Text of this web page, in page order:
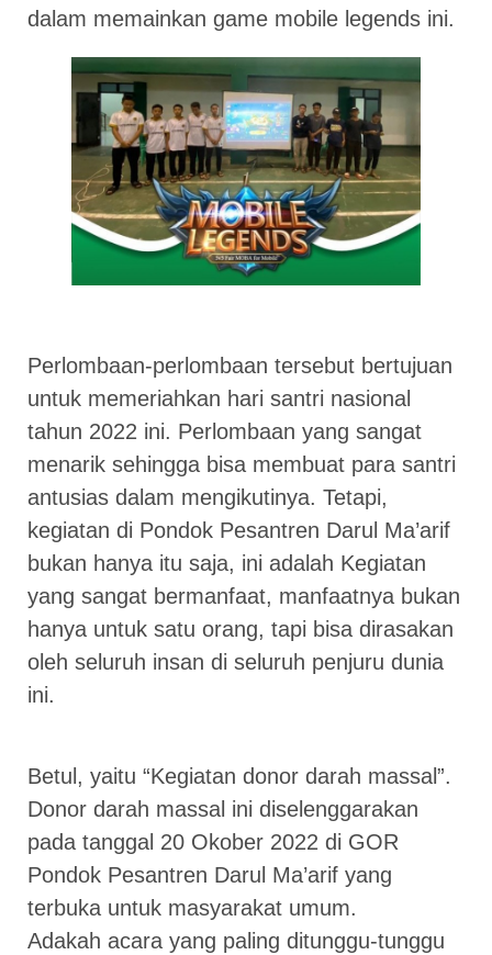
dalam memainkan game mobile legends ini.
Perlombaan-perlombaan tersebut bertujuan
untuk memeriahkan hari santri nasional
tahun 2022 ini. Perlombaan yang sangat
menarik sehingga bisa membuat para santri
antusias dalam mengikutinya. Tetapi,
kegiatan di Pondok Pesantren Darul Ma’arif
bukan hanya itu saja, ini adalah Kegiatan
yang sangat bermanfaat, manfaatnya bukan
hanya untuk satu orang, tapi bisa dirasakan
oleh seluruh insan di seluruh penjuru dunia
ini.
Betul, yaitu “Kegiatan donor darah massal”.
Donor darah massal ini diselenggarakan
pada tanggal 20 Okober 2022 di GOR
Pondok Pesantren Darul Ma’arif yang
terbuka untuk masyarakat umum.
Adakah acara yang paling ditunggu-tunggu